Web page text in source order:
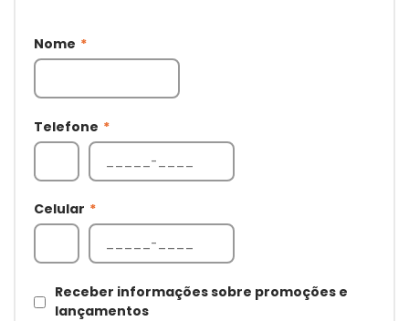
Nome *
Telefone *
Celular *
Receber informações sobre promoções e
lançamentos